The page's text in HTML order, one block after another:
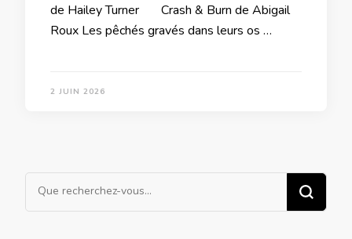
de Hailey Turner Crash & Burn de Abigail
Roux Les pêchés gravés dans leurs os …
2 JUIN 2026
Vous